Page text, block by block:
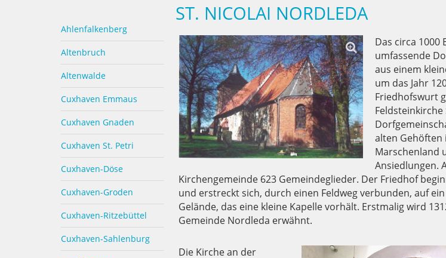
Ahlenfalkenberg
Altenbruch
Altenwalde
Cuxhaven Emmaus
Cuxhaven Gnaden
Cuxhaven St. Petri
Cuxhaven-Döse
Cuxhaven-Groden
Cuxhaven-Ritzebüttel
Cuxhaven-Sahlenburg
ST. NICOLAI NORDLEDA
Das circa 1000
umfassende
aus einem
um das Jahr
Friedhofswurt
Feldsteinkirche
alten Gehöften
Marschenland
Ansiedlungen.
Kirchengemeinde 623 Gemeindeglieder. Der Friedhof
und erstreckt sich, durch einen Feldweg verbunden, auf
Gelände, das eine kleine Kapelle vorhält. Erstmalig wird
Gemeinde Nordleda erwähnt.
Die Kirche an der